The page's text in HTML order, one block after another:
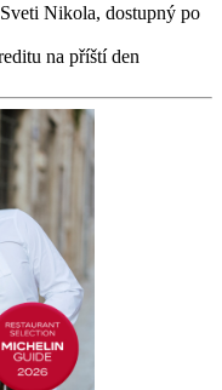
Nikola, dostupný po
na příští den